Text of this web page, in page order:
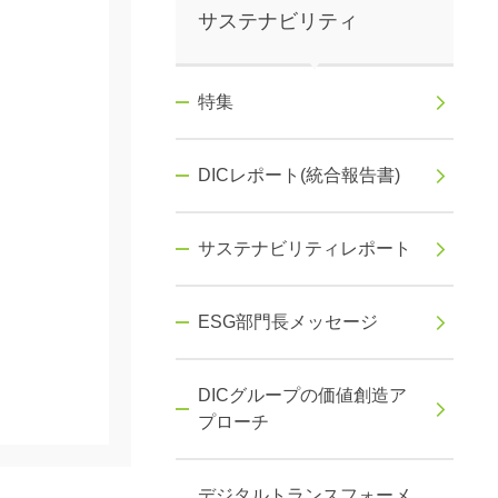
サステナビリティ
特集
DICレポート(統合報告書)
サステナビリティレポート
ESG部門長メッセージ
DICグループの価値創造ア
プローチ